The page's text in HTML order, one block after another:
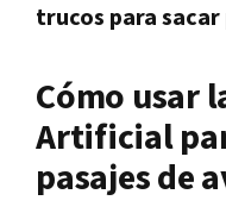
trucos para
Cómo usar
Artificial
pasajes de